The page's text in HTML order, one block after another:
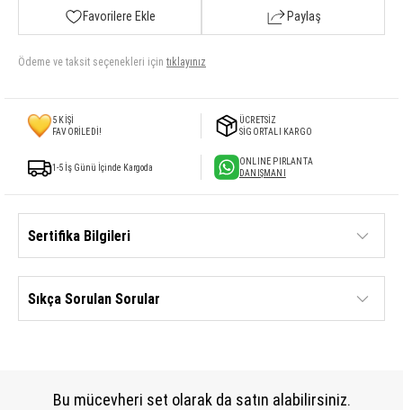
Favorilere Ekle Paylaş
Ödeme ve taksit seçenekleri için tıklayınız
5 KİŞİ
FAVORİLEDİ!
ÜCRETSİZ
SİGORTALI KARGO
1-5 İş Günü İçinde Kargoda
ONLINE PIRLANTA
DANIŞMANI
Sertifika Bilgileri
Sıkça Sorulan Sorular
Bu mücevheri set olarak da satın alabilirsiniz.